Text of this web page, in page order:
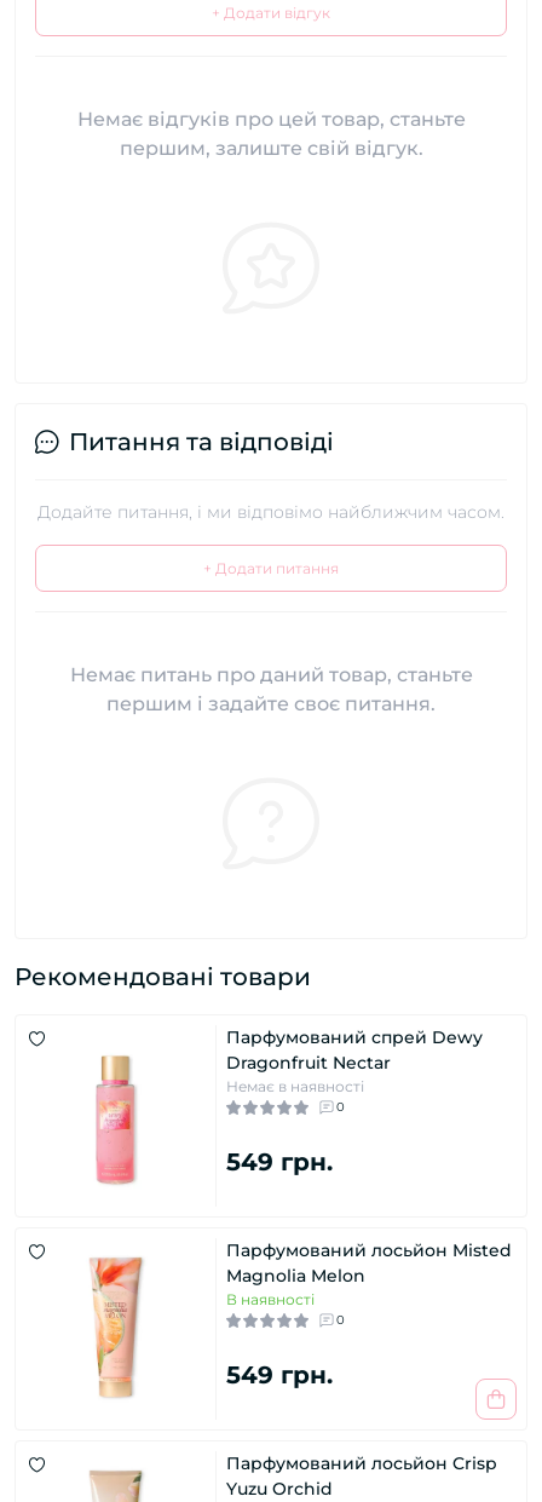
+ Додати відгук
Немає відгуків про цей товар, станьте
першим, залиште свій відгук.
Питання та відповіді
Додайте питання, і ми відповімо найближчим часом.
+ Додати питання
Немає питань про даний товар, станьте
першим і задайте своє питання.
Рекомендовані товари
Парфумований спрей Dewy
Dragonfruit Nectar
Немає в наявності
0
549 грн.
Парфумований лосьйон Misted
Magnolia Melon
В наявності
0
549 грн.
Парфумований лосьйон Crisp
Yuzu Orchid